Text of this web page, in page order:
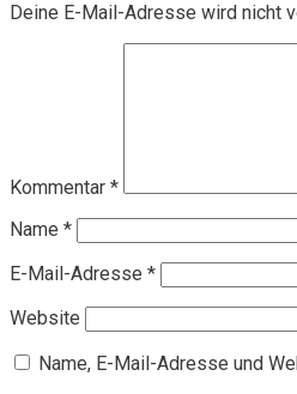
Deine E-Mail-Adresse wird nicht
Kommentar *
Name *
E-Mail-Adresse *
Website
Name, E-Mail-Adresse und